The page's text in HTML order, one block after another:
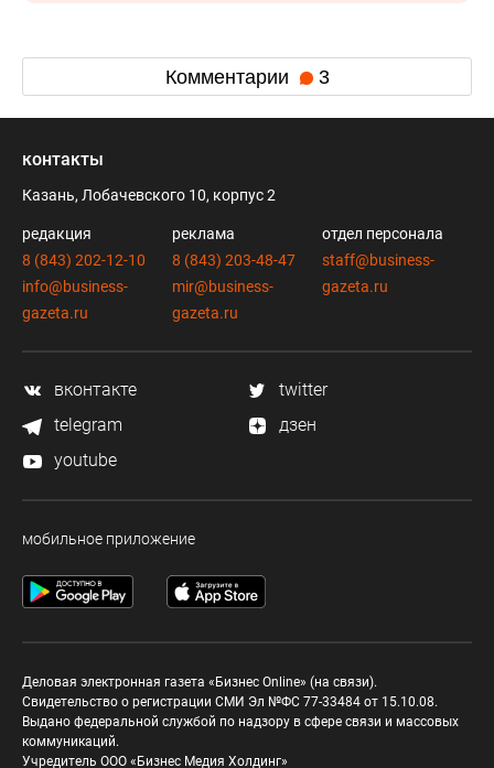
Комментарии 3
контакты
Казань, Лобачевского 10, корпус 2
редакция
8 (843) 202-12-10
info@business-
gazeta.ru
реклама
8 (843) 203-48-47
mir@business-
gazeta.ru
отдел персонала
staff@business-
gazeta.ru
вконтакте
twitter
telegram
дзен
youtube
мобильное приложение
Деловая электронная газета «Бизнес Online» (на связи).
Свидетельство о регистрации СМИ Эл №ФС 77-33484 от 15.10.08.
Выдано федеральной службой по надзору в сфере связи и массовых
коммуникаций.
Учредитель ООО «Бизнес Медия Холдинг»